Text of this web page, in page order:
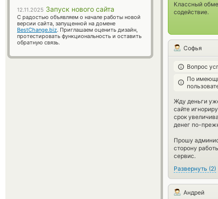
Классный
содействие.
Софья
Вопрос
По
Жду деньги
сайте
срок
денег по-
Прошу
сторону
сервис.
Развернуть (2)
Андрей
12.11.2025 Запуск нового сайта
С радостью объявляем о начале работы новой
версии сайта, запущенной на домене
BestChange.biz. Приглашаем оценить дизайн,
протестировать функциональность и оставить
обратную связь.